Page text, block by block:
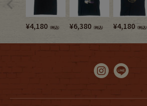
¥4,180 （税込） ¥6,380 （税込） ¥4,180 （税込）